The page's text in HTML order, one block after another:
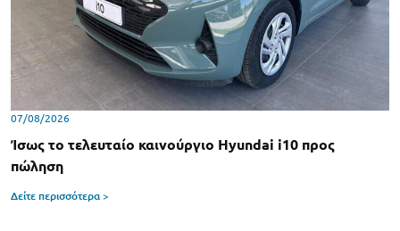
07/08/2026
Ίσως το τελευταίο καινούργιο Hyundai i10 προς
πώληση
Δείτε περισσότερα >